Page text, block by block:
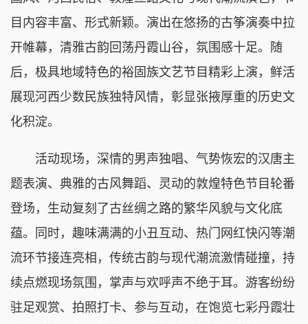
目内容丰富、形式新颖。演出在悠扬的古筝演奏中拉
开帷幕，清雅古韵回荡丹霞山谷，氛围感十足。随
后，极具地域特色的裕固族文艺节目精彩上演，鲜活
展现河西少数民族独特风情，彰显张掖厚重的历史文
化积淀。
活动现场，深情的男声独唱、气势恢宏的汉唐主
题表演、典雅的古风舞蹈、灵动的敦煌特色节目轮番
登场，生动复刻了古丝绸之路的繁华风貌与文化底
蕴。同时，趣味满满的小丑互动、热门网红快闪等潮
流环节接连亮相，传统古韵与现代潮流激情碰撞，持
续点燃现场氛围，掌声与欢呼声不绝于耳。游客纷纷
驻足观赏、拍照打卡、参与互动，在饱览七彩丹霞壮